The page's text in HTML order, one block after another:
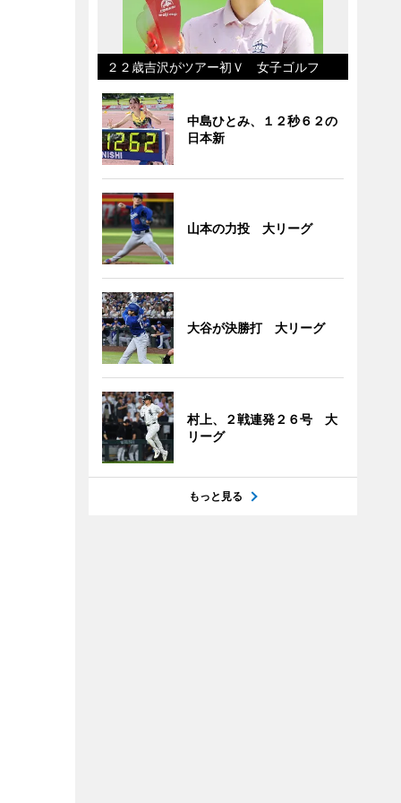
２２歳吉沢がツアー初Ｖ 女子ゴルフ
中島ひとみ、１２秒６２の
日本新
山本の力投 大リーグ
大谷が決勝打 大リーグ
村上、２戦連発２６号 大
リーグ
もっと見る